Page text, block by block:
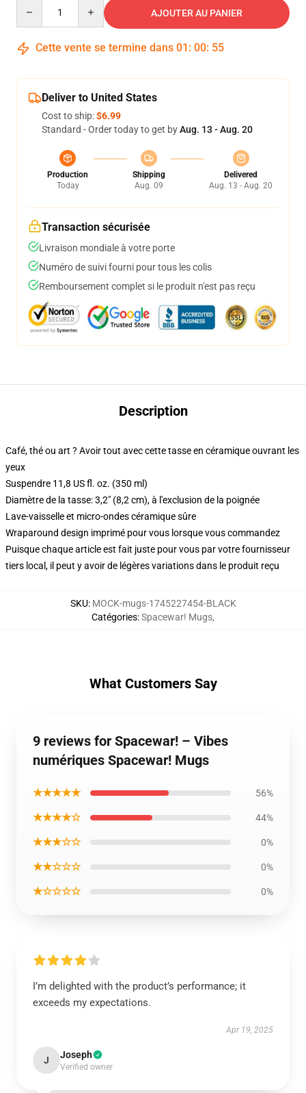
AJOUTER AU PANIER
Cette vente se termine dans 01 : 00: 54
Deliver to United States
Cost to ship:$6.99
Standard - Order today to get byAug. 13 - Aug. 20
Production
Today
Shipping
Aug. 09
Delivered
Aug. 13 - Aug. 20
Transaction sécurisée
Livraison mondiale à votre porte
Numéro de suivi fourni pour tous les colis
Remboursement complet si le produit n'est pas reçu
Description
Café, thé ou art ? Avoir tout avec cette tasse en céramique ouvrant les
yeux
Suspendre 11,8 US fl. oz. (350 ml)
Diamètre de la tasse: 3,2" (8,2 cm), à l'exclusion de la poignée
Lave-vaisselle et micro-ondes céramique sûre
Wraparound design imprimé pour vous lorsque vous commandez
Puisque chaque article est fait juste pour vous par votre fournisseur
tiers local, il peut y avoir de légères variations dans le produit reçu
SKU: MOCK-mugs-1745227454-BLACK
Catégories:Spacewar! Mugs,
What Customers Say
9 reviews for Spacewar! – Vibes
numériques Spacewar! Mugs
★★★★★ 56%
★★★★☆ 44%
★★★☆☆ 0%
★★☆☆☆ 0%
★☆☆☆☆ 0%
I’m delighted with the product’s performance; it
exceeds my expectations.
Apr 19, 2025
J Joseph
Verified owner